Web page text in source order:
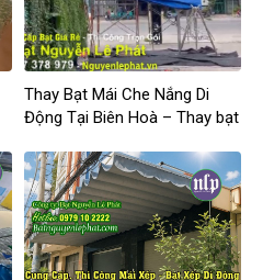
Thay Bạt Mái Che Nắng Di
Động Tại Biên Hoà – Thay bạt
Đồng Nai